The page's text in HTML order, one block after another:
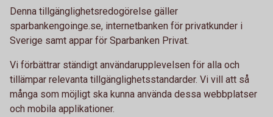
Denna tillgänglighetsredogörelse gäller
sparbankengoinge.se, internetbanken för privatkunder i
Sverige samt appar för Sparbanken Privat.
Vi förbättrar ständigt användarupplevelsen för alla och
tillämpar relevanta tillgänglighetsstandarder. Vi vill att så
många som möjligt ska kunna använda dessa webbplatser
och mobila applikationer.